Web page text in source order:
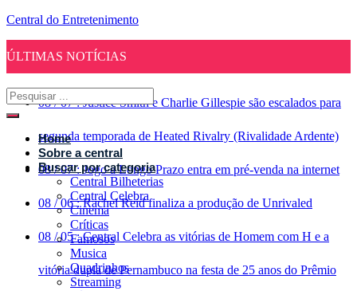
Central do Entretenimento
ÚLTIMAS NOTÍCIAS
08 / 07 : Justice Smith e Charlie Gillespie são escalados para
segunda temporada de Heated Rivalry (Rivalidade Ardente)
08 / 07 : Jogo a Longo Prazo entra em pré-venda na internet
08 / 06 : Rachel Reid finaliza a produção de Unrivaled
08 / 05 : Central Celebra as vitórias de Homem com H e a
vitória dupla de Pernambuco na festa de 25 anos do Prêmio
Home
Sobre a central
Buscar por categoria
Central Bilheterias
Central Celebra
Cinema
Críticas
Famosos
Musica
Quadrinhos
Streaming